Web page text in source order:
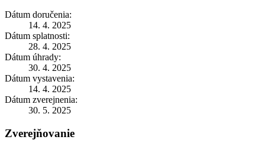
Dátum doručenia:
14. 4. 2025
Dátum splatnosti:
28. 4. 2025
Dátum úhrady:
30. 4. 2025
Dátum vystavenia:
14. 4. 2025
Dátum zverejnenia:
30. 5. 2025
Zverejňovanie